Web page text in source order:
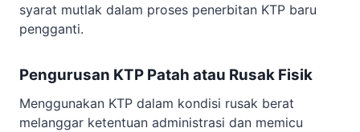
syarat mutlak dalam proses penerbitan KTP baru
pengganti.
Pengurusan KTP Patah atau Rusak Fisik
Menggunakan KTP dalam kondisi rusak berat
melanggar ketentuan administrasi dan memicu